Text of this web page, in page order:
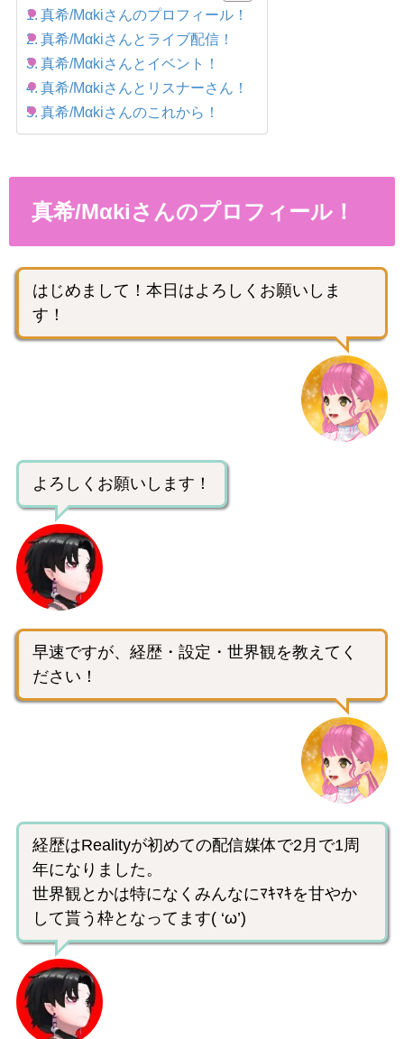
真希/Mαkiさんのプロフィール！
真希/Mαkiさんとライブ配信！
真希/Mαkiさんとイベント！
真希/Mαkiさんとリスナーさん！
真希/Mαkiさんのこれから！
真希/Mαkiさんのプロフィール！
はじめまして！本日はよろしくお願いしま
す！
よろしくお願いします！
早速ですが、経歴・設定・世界観を教えてく
ださい！
経歴はRealityが初めての配信媒体で2月で1周
年になりました。
世界観とかは特になくみんなにﾏｷﾏｷを甘やか
して貰う枠となってます( ‘ω’)